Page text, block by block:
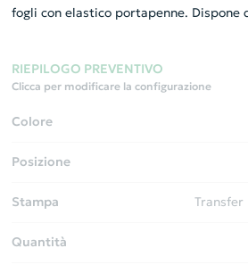
fogli con elastico portapenne. Dispone
RIEPILOGO PREVENTIVO
Clicca per modificare la configurazione
Colore
Posizione
Stampa Transfer
Quantità